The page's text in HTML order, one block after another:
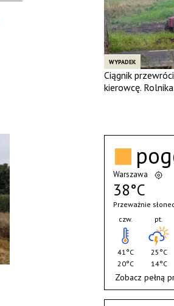
WYPADEK
Ciągnik
kierowcę.
Warszawa
38°C
Przeważnie
czw.
41°C
20°C
pt.
25°C
14°C
Zobacz pełną